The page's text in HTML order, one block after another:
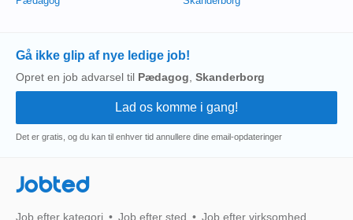
Gå ikke glip af nye ledige job!
Opret en job advarsel til Pædagog Skanderborg
Det er gratis, og du kan til enhver tid annullere dine email-opdateringer
Jobted
Job efter kategori Job efter sted Job efter virksomhed